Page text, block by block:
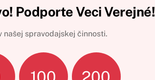
Podporte Veci Verejné!
našej spravodajskej činnosti.